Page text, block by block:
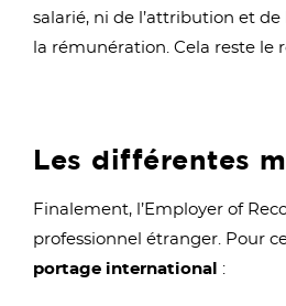
salarié, ni de l’attribution et
la rémunération. Cela reste le
Les différentes
Finalement, l’Employer of
professionnel étranger. Pour
portage international
: